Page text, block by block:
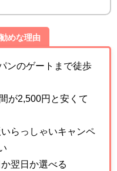
めな理由
ンのゲートまで徒歩
が2,500円と安くて
らっしゃいキャンペ
翌日か選べる